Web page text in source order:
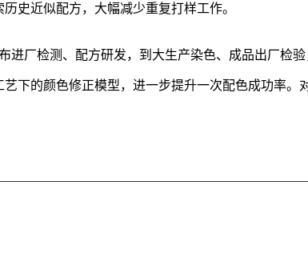
史近似配方，大幅减少重复打样工作。
厂检测、配方研发，到大生产染色、成品出厂检
下的颜色修正模型，进一步提升一次配色成功率。